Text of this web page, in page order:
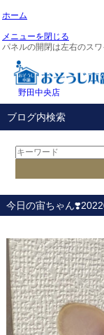
ホーム
メニューを閉じる
パネルの開閉は左右のス
野田中央店
ブログ内検索
今日の宙ちゃん